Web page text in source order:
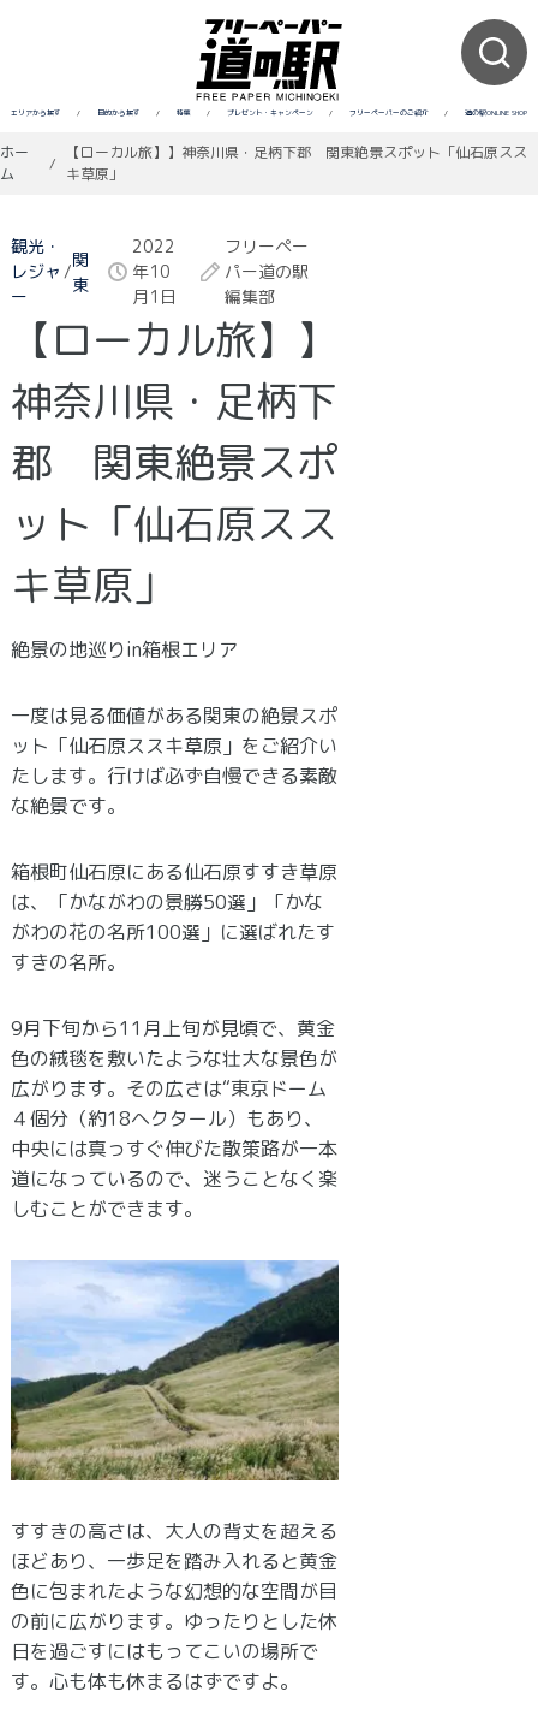
エリアから探す / 目的から探す / 特集 / プレゼント・キャンペーン / フリーペーパーのご紹介 / 道の駅ONLINE SHOP
ホー
ム
/
【ローカル旅】】神奈川県・足柄下郡 関東絶景スポット「仙石原スス
キ草原」
観光・
レジャ
ー
/
関
東
2022
年10
月1日
フリーペー
パー道の駅
編集部
【ローカル旅】】
神奈川県・足柄下
郡 関東絶景スポ
ット「仙石原スス
キ草原」
絶景の地巡りin箱根エリア
一度は見る価値がある関東の絶景スポ
ット「仙石原ススキ草原」をご紹介い
たします。行けば必ず自慢できる素敵
な絶景です。
箱根町仙石原にある仙石原すすき草原
は、「かながわの景勝50選」「かな
がわの花の名所100選」に選ばれたす
すきの名所。
9月下旬から11月上旬が見頃で、黄金
色の絨毯を敷いたような壮大な景色が
広がります。その広さは“東京ドーム
４個分（約18ヘクタール）もあり、
中央には真っすぐ伸びた散策路が一本
道になっているので、迷うことなく楽
しむことができます。
すすきの高さは、大人の背丈を超える
ほどあり、一歩足を踏み入れると黄金
色に包まれたような幻想的な空間が目
の前に広がります。ゆったりとした休
日を過ごすにはもってこいの場所で
す。心も体も休まるはずですよ。